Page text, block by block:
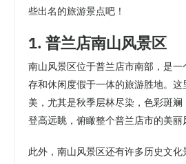
些出名的旅游景点吧！
1. 普兰店南山风景区
南山风景区位于普兰店市南部，是
存和休闲度假于一体的旅游胜地。
美，尤其是秋季层林尽染，色彩斑
登高远眺，俯瞰整个普兰店市的美丽
此外，南山风景区还有许多历史文